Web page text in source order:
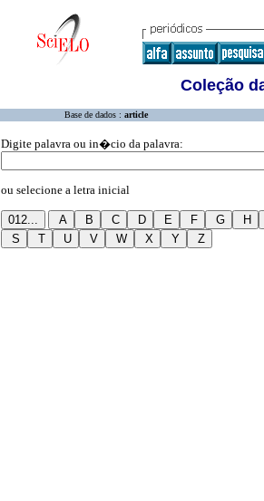
Coleção
Base de dados : article
Digite palavra ou in�cio da palavra:
ou selecione a letra inicial